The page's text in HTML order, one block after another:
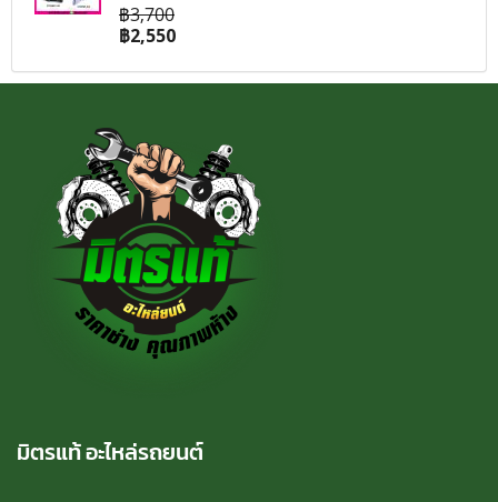
฿3,700
฿2,550
มิตรแท้ อะไหล่รถยนต์